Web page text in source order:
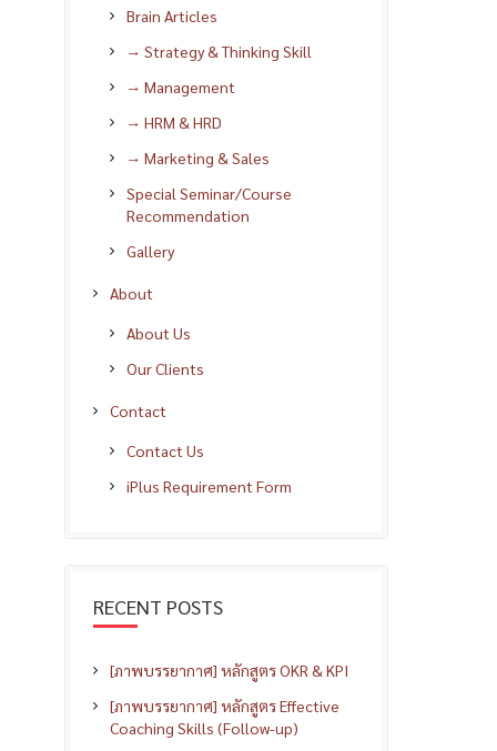
Brain Articles
→ Strategy & Thinking Skill
→ Management
→ HRM & HRD
→ Marketing & Sales
Special Seminar/Course
Recommendation
Gallery
About
About Us
Our Clients
Contact
Contact Us
iPlus Requirement Form
RECENT POSTS
[ภาพบรรยากาศ] หลักสูตร OKR & KPI
[ภาพบรรยากาศ] หลักสูตร Effective
Coaching Skills (Follow-up)